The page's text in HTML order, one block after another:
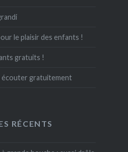
le plaisir des enfants !
gratuits !
écouter gratuitement
RÉCENTS